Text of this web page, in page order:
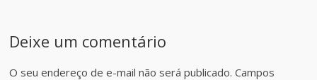
Deixe um comentário
O seu endereço de e-mail não será publicado. Campos